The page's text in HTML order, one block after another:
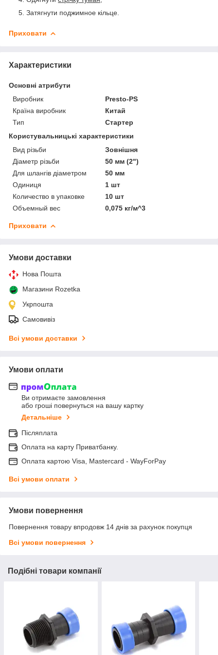
Затягнути поджимное кільце.
Приховати
Характеристики
Основні атрибути
Виробник
Presto-PS
Країна виробник
Китай
Тип
Стартер
Користувальницькі характеристики
Вид різьби
Зовнішня
Діаметр різьби
50 мм (2")
Для шлангів діаметром
50 мм
Одиниця
1 шт
Количество в упаковке
10 шт
Объемный вес
0,075 кг/м^3
Приховати
Умови доставки
Нова Пошта
Магазини Rozetka
Укрпошта
Самовивіз
Всі умови доставки
Умови оплати
Ви отримаєте замовлення
або гроші повернуться на вашу картку
Детальніше
Післяплата
Оплата на карту Приватбанку.
Оплата картою Visa, Mastercard - WayForPay
Всі умови оплати
Умови повернення
Повернення товару впродовж 14 днів за рахунок покупця
Всі умови повернення
Подібні товари компанії